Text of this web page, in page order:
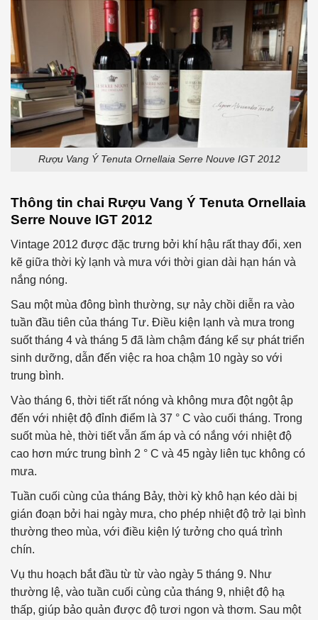
Rượu Vang Ý Tenuta Ornellaia Serre Nouve IGT 2012
Thông tin chai Rượu Vang Ý Tenuta Ornellaia
Serre Nouve IGT 2012
Vintage 2012 được đặc trưng bởi khí hậu rất thay đổi, xen
kẽ giữa thời kỳ lạnh và mưa với thời gian dài hạn hán và
nắng nóng.
Sau một mùa đông bình thường, sự nảy chồi diễn ra vào
tuần đầu tiên của tháng Tư. Điều kiện lạnh và mưa trong
suốt tháng 4 và tháng 5 đã làm chậm đáng kể sự phát triển
sinh dưỡng, dẫn đến việc ra hoa chậm 10 ngày so với
trung bình.
Vào tháng 6, thời tiết rất nóng và không mưa đột ngột ập
đến với nhiệt độ đỉnh điểm là 37 ° C vào cuối tháng. Trong
suốt mùa hè, thời tiết vẫn ấm áp và có nắng với nhiệt độ
cao hơn mức trung bình 2 ° C và 45 ngày liên tục không có
mưa.
Tuần cuối cùng của tháng Bảy, thời kỳ khô hạn kéo dài bị
gián đoạn bởi hai ngày mưa, cho phép nhiệt độ trở lại bình
thường theo mùa, với điều kiện lý tưởng cho quá trình
chín.
Vụ thu hoạch bắt đầu từ từ vào ngày 5 tháng 9. Như
thường lệ, vào tuần cuối cùng của tháng 9, nhiệt độ hạ
thấp, giúp bảo quản được độ tươi ngon và thơm. Sau một